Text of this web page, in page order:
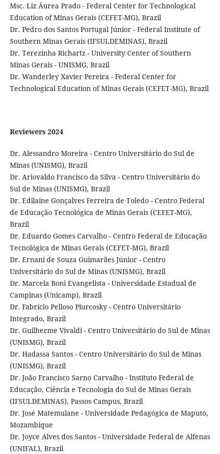
Msc. Liz Áurea Prado - Federal Center for Technological
Education of Minas Gerais (CEFET-MG), Brazil
Dr. Pedro dos Santos Portugal Júnior - Federal Institute of
Southern Minas Gerais (IFSULDEMINAS), Brazil
Dr. Terezinha Richartz - University Center of Southern
Minas Gerais - UNISMG, Brazil
Dr. Wanderley Xavier Pereira - Federal Center for
Technological Education of Minas Gerais (CEFET-MG), Brazil
Reviewers 2024
Dr. Alessandro Moreira - Centro Universitário do Sul de
Minas (UNISMG), Brazil
Dr. Ariovaldo Francisco da Silva - Centro Universitário do
Sul de Minas (UNISMG), Brazil
Dr. Edilaine Gonçalves Ferreira de Toledo - Centro Federal
de Educação Tecnológica de Minas Gerais (CEFET-MG),
Brazil
Dr. Eduardo Gomes Carvalho - Centro Federal de Educação
Tecnológica de Minas Gerais (CEFET-MG), Brazil
Dr. Ernani de Souza Guimarães Júnior - Centro
Universitário do Sul de Minas (UNISMG), Brazil
Dr. Marcela Boni Evangelista - Universidade Estadual de
Campinas (Unicamp), Brazil
Dr. Fabrício Pelloso Piurcosky - Centro Universitário
Integrado, Brazil
Dr. Guilherme Vivaldi - Centro Universitário do Sul de Minas
(UNISMG), Brazil
Dr. Hadassa Santos - Centro Universitário do Sul de Minas
(UNISMG), Brazil
Dr. João Francisco Sarno Carvalho - Instituto Federal de
Educação, Ciência e Tecnologia do Sul de Minas Gerais
(IFSULDEMINAS), Passos Campus, Brazil
Dr. José Matemulane - Universidade Pedagógica de Maputo,
Mozambique
Dr. Joyce Alves dos Santos - Universidade Federal de Alfenas
(UNIFAL), Brazil